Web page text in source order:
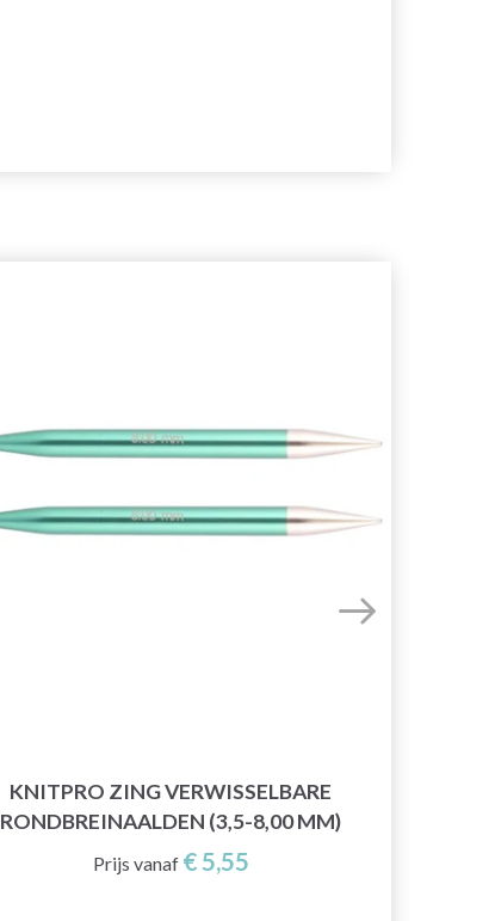
KNITPRO ZING VERWISSELBARE
RONDBREINAALDEN (3,5-8,00 MM)
Prijs vanaf € 5,55